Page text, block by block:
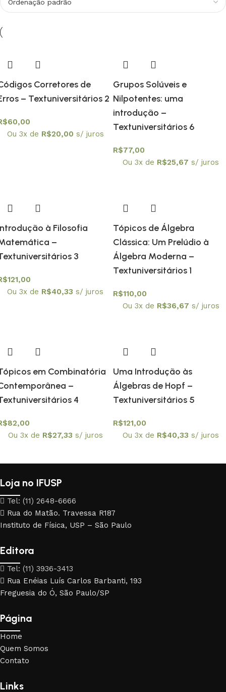
Corretores de
– Textuniversitários 2
60,00
Ou 3x de R$20,00 s/ juros
Grupos Solúveis e
Nilpotentes: uma
introdução –
Textuniversitários 6
R$77,00
Ou 3x de R$25,67 s/ juros
à Filosofia
–
3
121,00
Ou 3x de R$40,33 s/ juros
Tópicos de Álgebra
Clássica: Um Prelúdio à
Álgebra Moderna –
Textuniversitários 1
R$110,00
Ou 3x de R$36,67 s/ juros
em Combinatória
–
4
82,00
Ou 3x de R$27,33 s/ juros
Uma Introdução às
Álgebras de Hopf –
Textuniversitários 5
R$121,00
Ou 3x de R$40,33 s/ juros
Loja no IFUSP
Tel: (11) 2648-6666
Rua do Matão. Travessa R187
Instituto de Física, USP – São Paulo
Editora
Tel: (11) 3936-3413
Rua Enéias Luís Carlos Barbanti, 193
Freguesia do Ó, São Paulo/SP
Página
Home
Quem Somos
Contato
Links